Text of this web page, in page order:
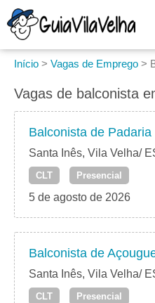
Início > Vagas de Emprego >
Vagas de balconista
Balconista de Padaria
Santa Inês, Vila Velha/
CLT Presencial
5 de agosto de 2026
Balconista de
Santa Inês, Vila Velha/
CLT Presencial